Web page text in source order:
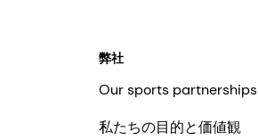
弊社
Our sports partnerships
私たちの目的と価値観